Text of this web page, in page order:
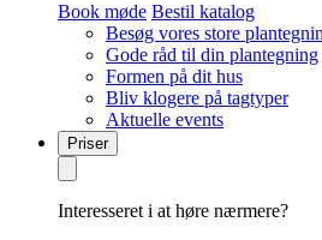
Book møde Bestil katalog
Besøg vores store
Gode råd til din plantegning
Formen på dit hus
Bliv klogere på tagtyper
Aktuelle events
Priser
Interesseret i at høre nærmere?